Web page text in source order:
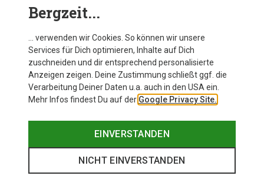
Bergzeit...
… verwenden wir Cookies. So können wir unsere
Services für Dich optimieren, Inhalte auf Dich
zuschneiden und dir entsprechend personalisierte
Anzeigen zeigen. Deine Zustimmung schließt ggf. die
Verarbeitung Deiner Daten u.a. auch in den USA ein.
Mehr Infos findest Du auf der Google Privacy Site.
EINVERSTANDEN
NICHT EINVERSTANDEN